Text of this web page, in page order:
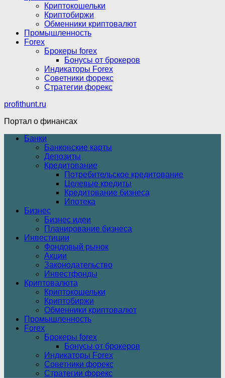
Криптокошельки
Криптобиржи
Обменники криптовалют
Промышленность
Forex
Брокеры forex
Бонусы от брокеров
Индикаторы Forex
Советники форекс
Стратегии форекс
profithunt.ru
Портал о финансах
Банки
Банковские карты
Депозиты
Кредитование
Потребительское кредитование
Целевые кредиты
Кредитование бизнеса
Ипотека
Бизнес
Бизнес идеи
Планирование бизнеса
Инвестиции
Фондовый рынок
Акции
Законодательство
Инвестфонды
Криптовалюта
Криптокошельки
Криптобиржи
Обменники криптовалют
Промышленность
Forex
Брокеры forex
Бонусы от брокеров
Индикаторы Forex
Советники форекс
Стратегии форекс